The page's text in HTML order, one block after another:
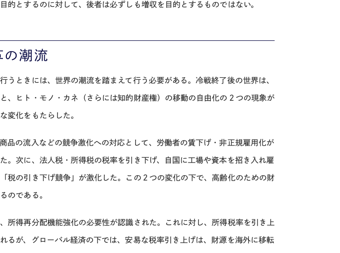
的とするのに対して、後者は必ずしも増収を目的とするものではない。
の潮流
うときには、世界の潮流を踏まえて行う必要がある。冷戦終了後の世界は、
、ヒト・モノ・カネ（さらには知的財産権）の移動の自由化の２つの現象が
変化をもたらした。
品の流入などの競争激化への対応として、労働者の賃下げ・非正規雇用化が
。次に、法人税・所得税の税率を引き下げ、自国に工場や資本を招き入れ雇
税の引き下げ競争」が激化した。この２つの変化の下で、高齢化のための財
のである。
所得再分配機能強化の必要性が認識された。これに対し、所得税率を引き上
るが、グローバル経済の下では、安易な税率引き上げは、財源を海外に移転